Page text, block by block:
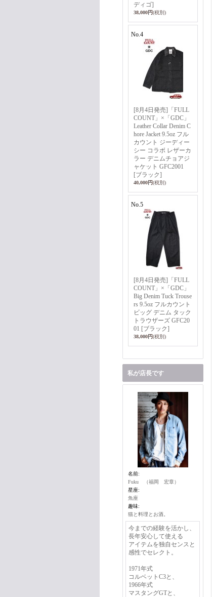
ディゴ]
38,000円(税別)
No.4
[8月4日発売]「FULL
COUNT」×「GDC」
Leather Collar Denim C
hore Jacket 9.5oz フル
カウント ジーディー
シー コラボ レザーカ
ラー デニムチョアジ
ャケット GFC2001
[ブラック]
40,000円(税別)
No.5
[8月4日発売]「FULL
COUNT」×「GDC」
Big Denim Tuck Trouse
rs 9.5oz フルカウント
ビッグ デニム タック
トラウザーズ GFC20
01 [ブラック]
38,000円(税別)
私が店長です
名前:
Fuku （福岡 宏章）
星座:
魚座
趣味:
猫と料理とお酒。
今までの経験を活かし、
長年安心して使える
アイテムを独自センスと
感性でセレクト。
1971年式
コルベットC3と、
1966年式
マスタングGTと、